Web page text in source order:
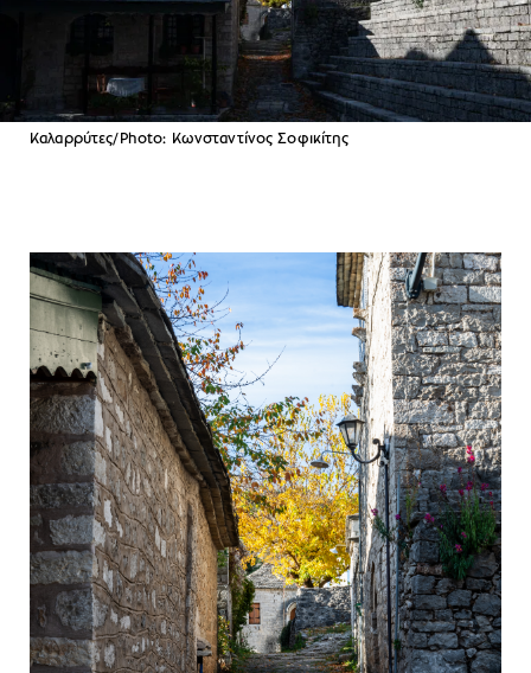
Καλαρρύτες/Photo: Κωνσταντίνος Σοφικίτης